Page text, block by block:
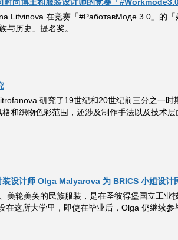
Litvinova 在竞赛「#РаботавМоде 3.0」的
与历史」提名奖。
研究了19世纪和20世纪前三分之一
和织物色彩范围，还涉及制作手法以及技术
设计师 Olga Malyarova 为 BRICS 小姐设计
美轮美奂的民族服装，是在圣彼得堡国立工
这所大学里，即使在毕业后，Olga 仍继续参